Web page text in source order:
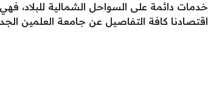
خدمات دائمة على السواحل الشمالية للبلاد،
اقتصادنا كافة التفاصيل عن جامعة العلمين